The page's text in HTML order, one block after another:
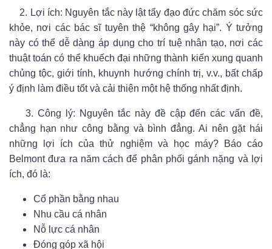
2. Lợi ích: Nguyên tắc này lật tẩy đạo đức chăm sóc sức
khỏe, nơi các bác sĩ tuyên thệ “không gây hại”. Ý tưởng
này có thể dễ dàng áp dụng cho trí tuệ nhân tạo, nơi các
thuật toán có thể khuếch đại những thành kiến ​​xung quanh
chủng tộc, giới tính, khuynh hướng chính trị, v.v., bất chấp
ý định làm điều tốt và cải thiện một hệ thống nhất định.
3.Công lý: Nguyên tắc này đề cập đến các vấn đề,
chẳng hạn như công bằng và bình đẳng. Ai nên gặt hái
những lợi ích của thử nghiệm và học máy? Báo cáo
Belmont đưa ra năm cách để phân phối gánh nặng và lợi
ích, đó là:
Cổ phần bằng nhau
Nhu cầu cá nhân
Nỗ lực cá nhân
Đóng góp xã hội